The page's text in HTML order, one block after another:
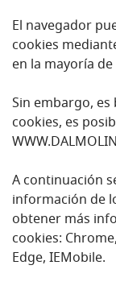
El navegador
cookies
en la mayoría
Sin embargo,
cookies, es
A continuación
información de
obtener más
cookies:
Edge, IEMobile.